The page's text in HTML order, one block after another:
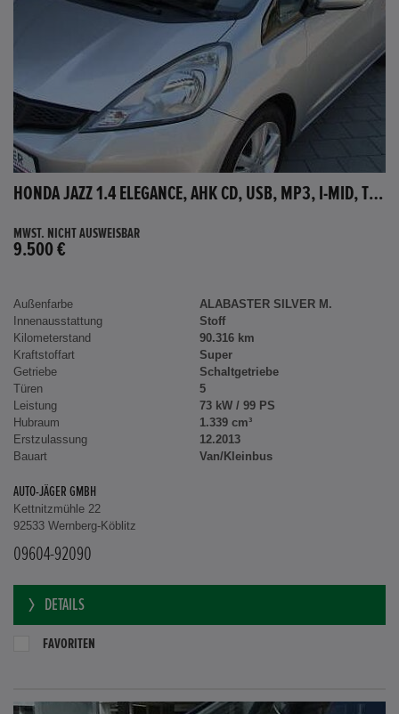
HONDA JAZZ 1.4 ELEGANCE, AHK CD, USB, MP3, I-MID, TEMPOMAT, AUX-IN
MWST. NICHT AUSWEISBAR
9.500 €
Außenfarbe
ALABASTER SILVER M.
Innenausstattung
Stoff
Kilometerstand
90.316 km
Kraftstoffart
Super
Getriebe
Schaltgetriebe
Türen
5
Leistung
73 kW / 99 PS
Hubraum
1.339 cm³
Erstzulassung
12.2013
Bauart
Van/Kleinbus
AUTO-JÄGER GMBH
Kettnitzmühle 22
92533 Wernberg-Köblitz
09604-92090
DETAILS
FAVORITEN